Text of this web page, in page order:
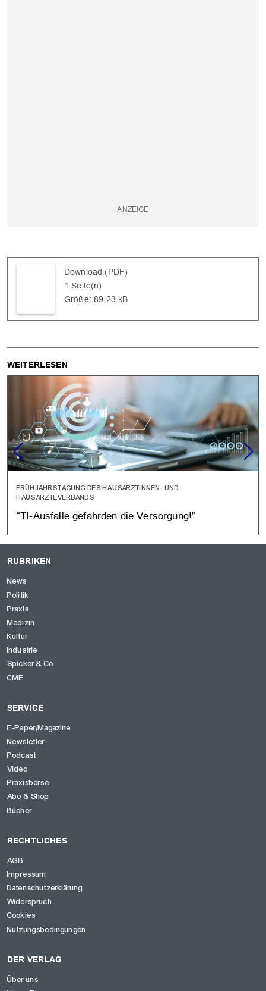
Download (PDF)
1 Seite(n)
Größe: 89,23 kB
WEITERLESEN
FRÜHJAHRSTAGUNG DES HAUSÄRZTINNEN- UND
HAUSÄRZTEVERBANDS
“TI-Ausfälle gefährden die Versorgung!”
RUBRIKEN
News
Politik
Praxis
Medizin
Kultur
Industrie
Spicker & Co
CME
SERVICE
E-Paper/Magazine
Newsletter
Podcast
Video
Praxisbörse
Abo & Shop
Bücher
RECHTLICHES
AGB
Impressum
Datenschutzerklärung
Widerspruch
Cookies
Nutzungsbedingungen
DER VERLAG
Über uns